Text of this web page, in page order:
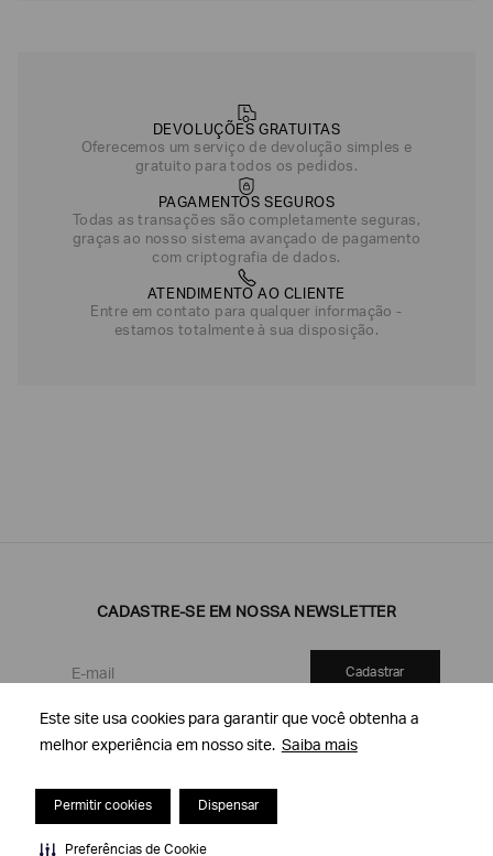
Este site usa cookies para garantir que você obtenha a
melhor experiência em nosso site. Saiba mais
Permitir cookies Dispensar
Preferências de Cookie
Este site usa cookies para garantir que você obtenha a
melhor experiência em nosso site. Saiba mais
Permitir cookies Dispensar
Preferências de Cookie
DEVOLUÇÕES GRATUITAS
Oferecemos um serviço de devolução simples e
gratuito para todos os pedidos.
PAGAMENTOS SEGUROS
Todas as transações são completamente seguras,
graças ao nosso sistema avançado de pagamento
com criptografia de dados.
ATENDIMENTO AO CLIENTE
Entre em contato para qualquer informação -
estamos totalmente à sua disposição.
CADASTRE-SE EM NOSSA NEWSLETTER
Cadastrar
Minha conta